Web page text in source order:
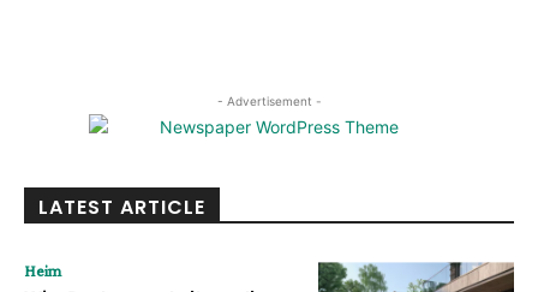
- Advertisement -
LATEST ARTICLE
Heim